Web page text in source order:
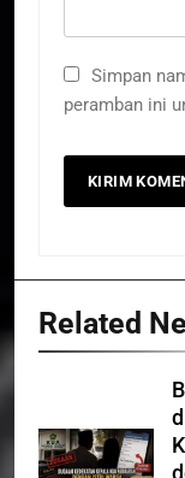
Simpan
peramban ini
Related